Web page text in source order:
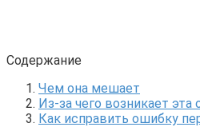
Содержание
Чем она мешает
Из-за чего возникает эта
Как исправить ошибку